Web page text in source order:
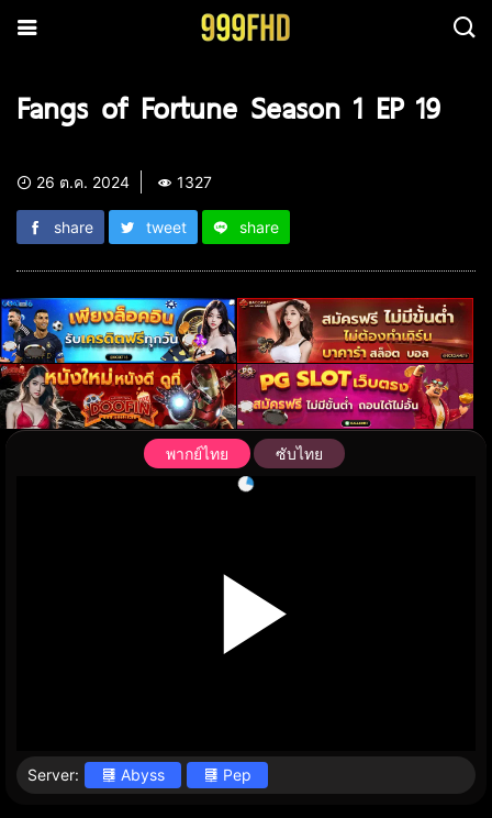
Fangs of Fortune Season 1 EP 19
26 ต.ค. 2024 1327
share tweet share
พากย์ไทย ซับไทย
Server: Abyss Pep